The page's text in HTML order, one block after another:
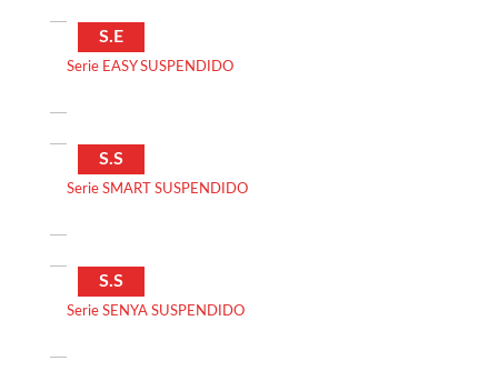
S.E
Serie EASY SUSPENDIDO
S.S
Serie SMART SUSPENDIDO
S.S
Serie SENYA SUSPENDIDO